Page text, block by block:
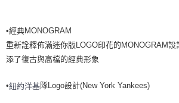
每筆NT$60，滿NT$499(含以上)免運費
宅配滿699免運
•經典MONOGRAM
重新詮釋佈滿迷你版LOGO印花的MONOGRAM
添了復古與高檔的經典形象
•紐約洋基隊Logo設計(New York Yankees)